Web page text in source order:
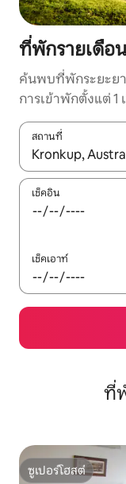
ที่พักรายเดือ
ค้นพบที่พักระยะย
การเข้าพักตั้งแต่ 1
สถานที่
ใช้ลูกศรขึ้นลง หรือ
เช็คอิน
เช็คเอาท์
ที่
ซูเปอร์โฮสต์
ซูเปอร์โฮสต์